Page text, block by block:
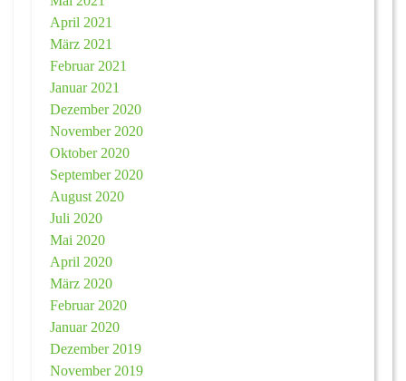
April 2021
März 2021
Februar 2021
Januar 2021
Dezember 2020
November 2020
Oktober 2020
September 2020
August 2020
Juli 2020
Mai 2020
April 2020
März 2020
Februar 2020
Januar 2020
Dezember 2019
November 2019